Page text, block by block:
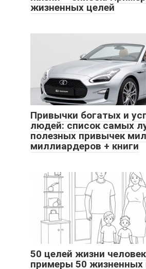
жизненных целей
Привычки богатых и
людей: список самых
полезных привычек
миллиардеров + книги
50 целей жизни
примеры 50 жизненных